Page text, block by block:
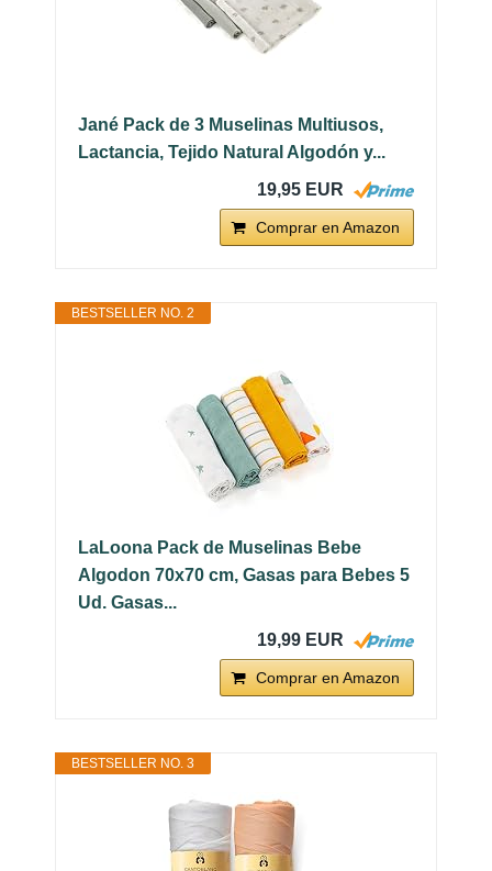
Jané Pack de 3 Muselinas Multiusos,
Lactancia, Tejido Natural Algodón y...
19,95 EUR
Comprar en Amazon
BESTSELLER NO. 2
LaLoona Pack de Muselinas Bebe
Algodon 70x70 cm, Gasas para Bebes 5
Ud. Gasas...
19,99 EUR
Comprar en Amazon
BESTSELLER NO. 3